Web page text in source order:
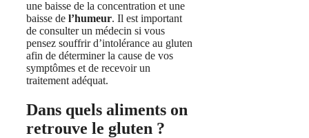
une baisse de la concentration et une
baisse de l’humeur. Il est important
de consulter un médecin si vous
pensez souffrir d’intolérance au gluten
afin de déterminer la cause de vos
symptômes et de recevoir un
traitement adéquat.
Dans quels aliments on
retrouve le gluten ?